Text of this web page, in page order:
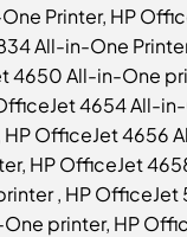
Printer, HP
All-in-One
4650 All-in-One
4654 All-
HP OfficeJet 4656
HP OfficeJet
, HP
printer, HP